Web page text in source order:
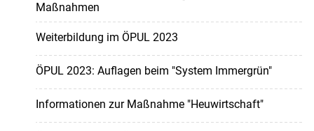
Maßnahmen
Weiterbildung im ÖPUL 2023
ÖPUL 2023: Auflagen beim "System Immergrün"
Informationen zur Maßnahme "Heuwirtschaft"